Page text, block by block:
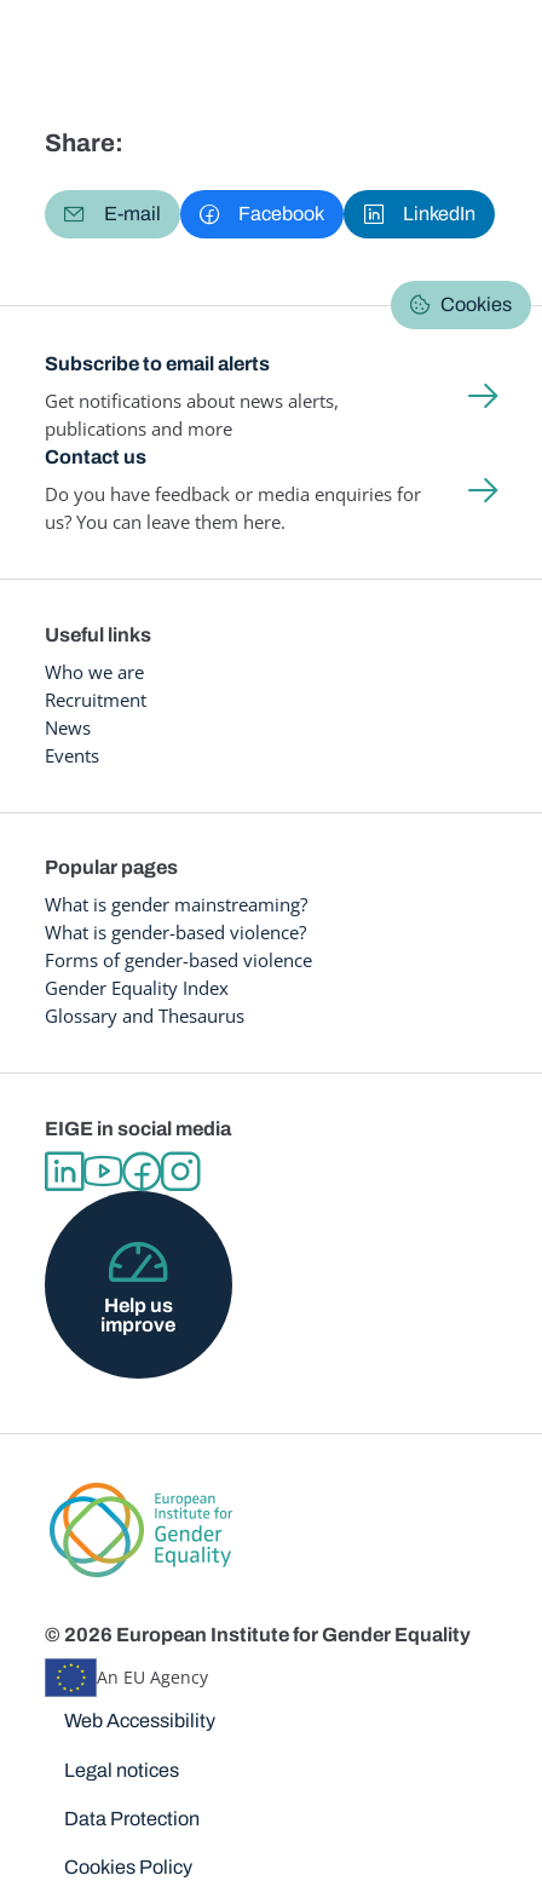
Share:
E-mail Facebook LinkedIn
Cookies
Subscribe to email alerts
Get notifications about news alerts,
publications and more
Contact us
Do you have feedback or media enquiries for
us? You can leave them here.
Useful links
Who we are
Recruitment
News
Events
Popular pages
What is gender mainstreaming?
What is gender-based violence?
Forms of gender-based violence
Gender Equality Index
Glossary and Thesaurus
EIGE in social media
Help us
improve
© 2026 European Institute for Gender Equality
An EU Agency
Disclaimers
Web Accessibility
Legal notices
Data Protection
Cookies Policy